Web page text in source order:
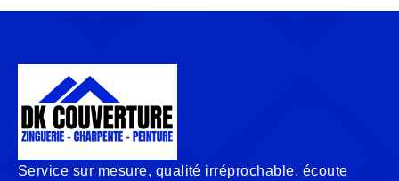
Service sur mesure, qualité irréprochable, écoute